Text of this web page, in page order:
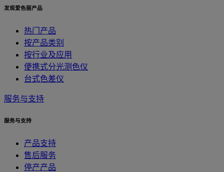
发现爱色丽产品
热门产品
按产品类别
按行业及应用
便携式分光测色仪
台式色差仪
服务与支持
服务与支持
产品支持
售后服务
停产产品